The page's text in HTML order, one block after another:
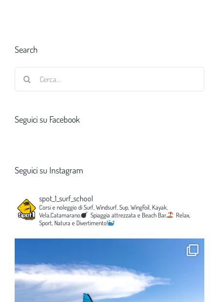
Search
Seguici su Facebook
Seguici su Instagram
spot_1_surf_school
Corsi e noleggio di Surf, Windsurf, Sup, WingFoil, Kayak,
Vela,Catamarano.
Spiaggia attrezzata e Beach Bar.
Relax,
Sport, Natura e Divertimento!